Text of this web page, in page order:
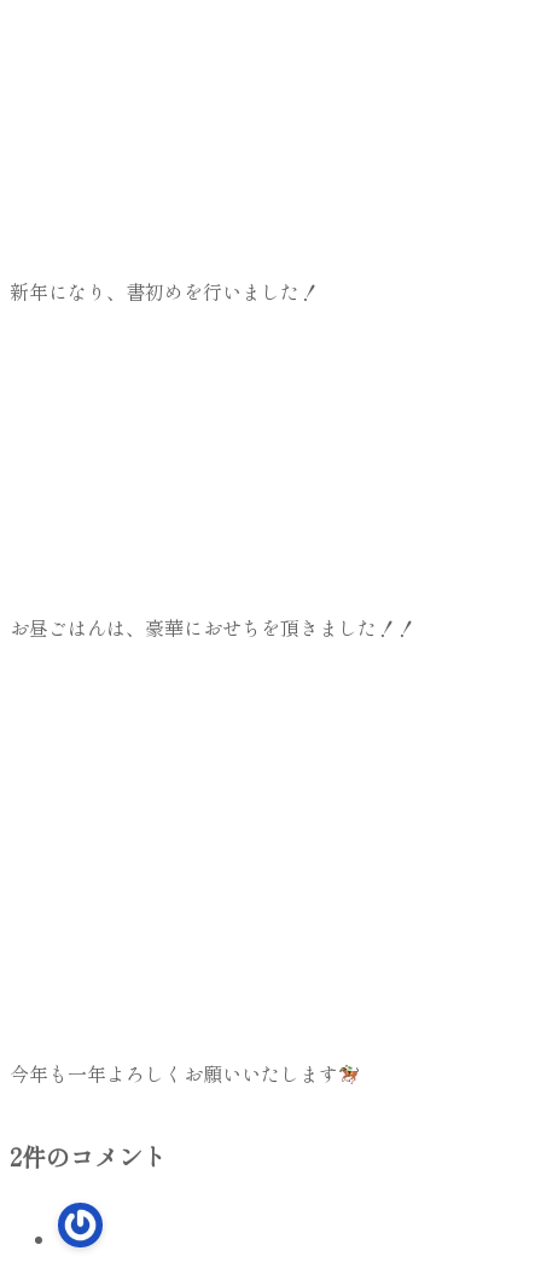
新年になり、書初めを行いました！
お昼ごはんは、豪華におせちを頂きました！！
今年も一年よろしくお願いいたします
2件のコメント